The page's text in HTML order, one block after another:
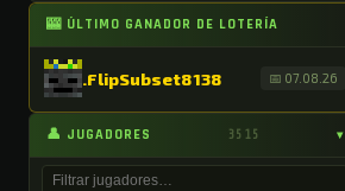
🎰 ÚLTIMO GANADOR DE LOTERÍA
.FlipSubset8138 📅 07.08.26
👤 JUGADORES 3515 ▾